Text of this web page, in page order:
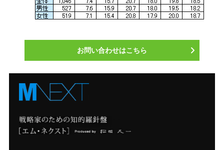
お問い合わせはこちら